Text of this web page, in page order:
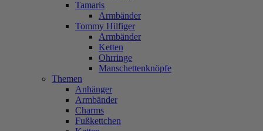
Tamaris
Armbänder
Tommy Hilfiger
Armbänder
Ketten
Ohrringe
Manschettenknöpfe
Themen
Anhänger
Armbänder
Charms
Fußkettchen